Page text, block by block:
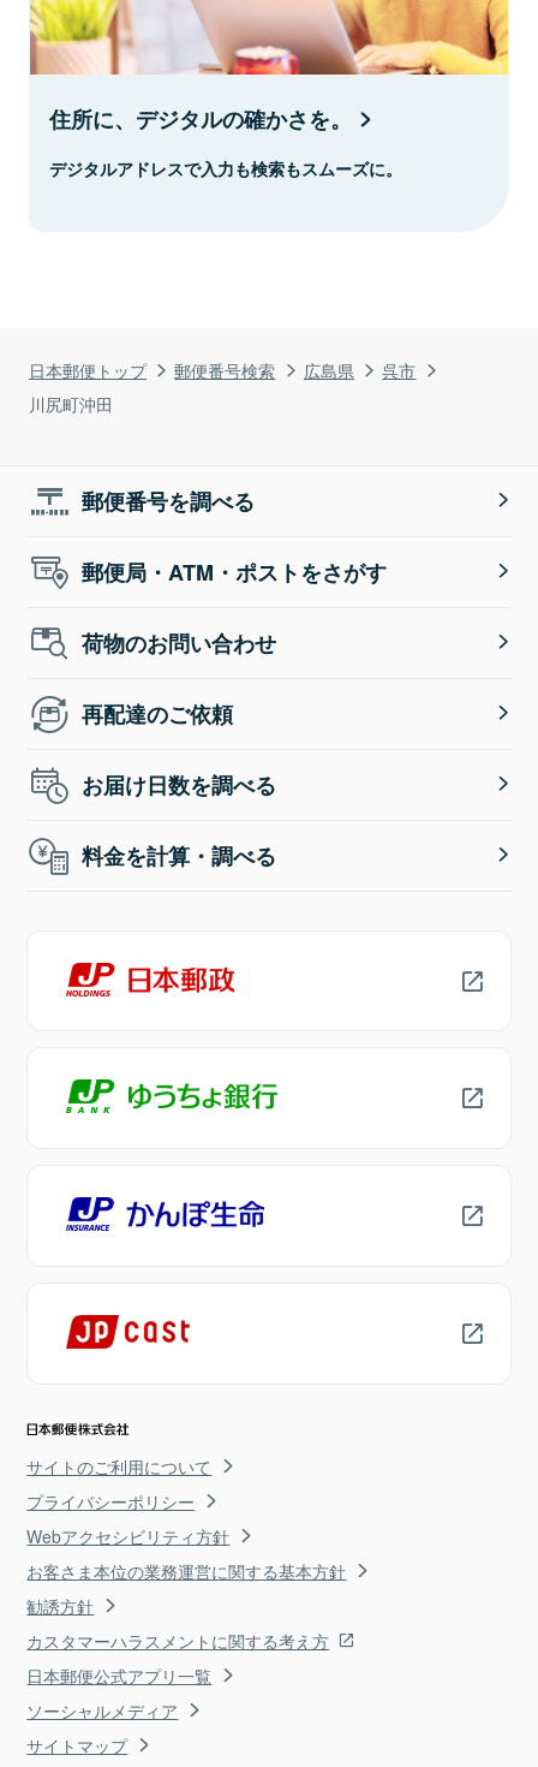
日本郵便トップ 郵便番号検索 広島県
呉市
川尻町沖田
住所に、デジタルの確かさを。
デジタルアドレスで入力も検索もスムーズに。
郵便番号を調べる
郵便局・ATM・ポストをさがす
荷物のお問い合わせ
再配達のご依頼
お届け日数を調べる
料金を計算・調べる
サイトのご利用について
プライバシーポリシー
Webアクセシビリティ方針
お客さま本位の業務運営に関する基本方針
勧誘方針
カスタマーハラスメントに関する考え方
日本郵便公式アプリ一覧
ソーシャルメディア
サイトマップ